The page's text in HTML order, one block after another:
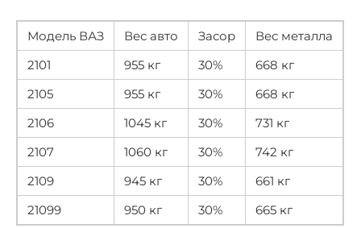
Модель ВАЗ Вес авто Засор
Вес металла
2101
955 кг 30%
668 кг
2105
955 кг 30%
668 кг
2106
1045 кг 30%
731 кг
2107
1060 кг 30%
742 кг
2109
945 кг 30%
661 кг
21099
950 кг 30% 665 кг